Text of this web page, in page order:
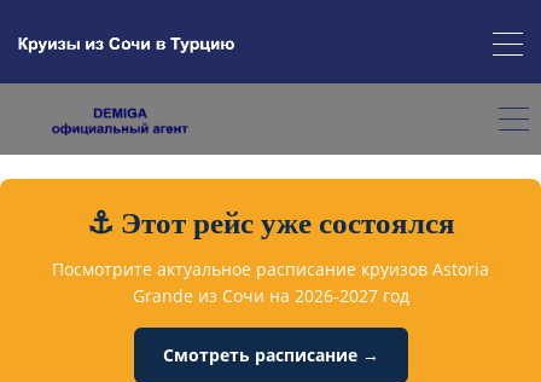
⚓ Этот рейс уже состоялся
Посмотрите актуальное расписание круизов Astoria
Grande из Сочи на 2026-2027 год
Смотреть расписание →